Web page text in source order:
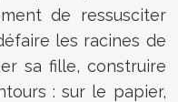
de ressusciter
les racines de
sa fille, construire
: sur le papier,